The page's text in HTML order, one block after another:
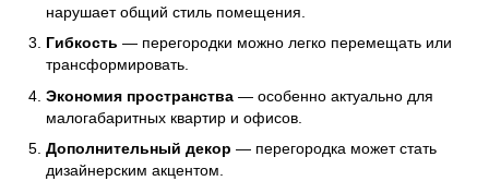
нарушает общий стиль помещения.
Гибкость — перегородки можно легко перемещать или
трансформировать.
Экономия пространства — особенно актуально для
малогабаритных квартир и офисов.
Дополнительный декор — перегородка может стать
дизайнерским акцентом.